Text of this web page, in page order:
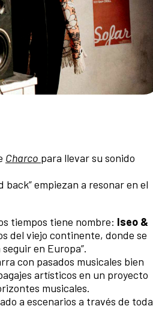
Charco para llevar su sonido
empiezan a resonar en el
tiempos tiene nombre: Iseo &
del viejo continente, donde se
en Europa”.
con pasados musicales bien
artísticos en un proyecto
musicales.
a escenarios a través de toda